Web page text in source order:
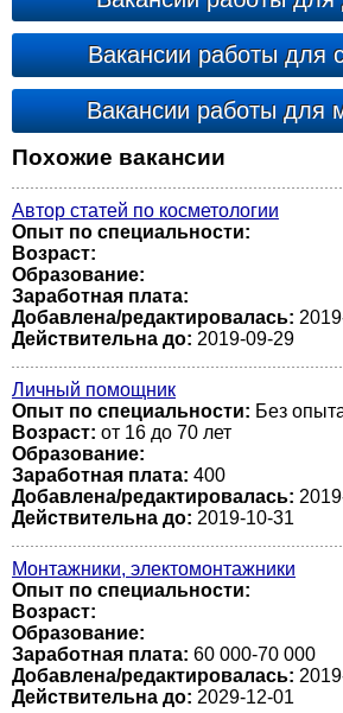
Вакансии работы для
Вакансии работы для
Похожие вакансии
Автор статей по косметологии
Опыт по специальности:
Возраст:
Образование:
Заработная плата:
Добавлена/редактировалась:
Действительна до: 2019-09-29
Личный помощник
Опыт по специальности: Без
Возраст: от 16 до 70 лет
Образование:
Заработная плата: 400
Добавлена/редактировалась:
Действительна до: 2019-10-31
Монтажники, электомонтажники
Опыт по специальности:
Возраст:
Образование:
Заработная плата: 60 000-70 000
Добавлена/редактировалась:
Действительна до: 2029-12-01